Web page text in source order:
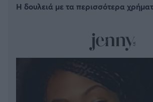
Η δουλειά με τα περισσότερα